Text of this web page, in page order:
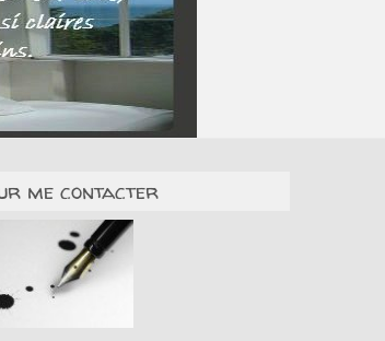
me contacter